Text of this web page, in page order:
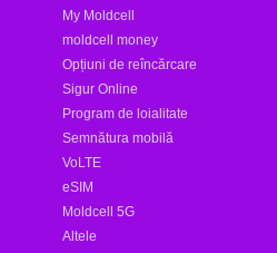
My Moldcell
moldcell money
Opțiuni de reîncărcare
Sigur Online
Program de loialitate
Semnătura mobilă
VoLTE
eSIM
Moldcell 5G
Altele